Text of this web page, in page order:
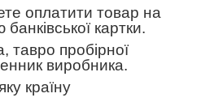
оплатити товар на
картки.
тавро пробірної
виробника.
країну